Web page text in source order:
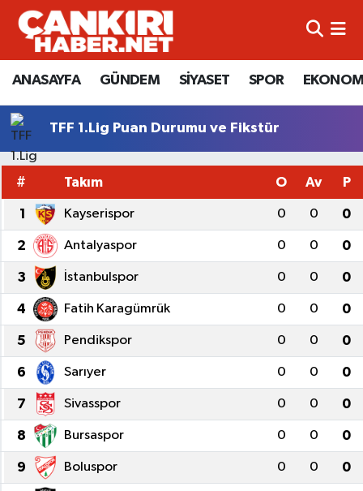
ANASAYFA GÜNDEM SİYASET SPOR
TFF 1.Lig Puan Durumu ve Fikstür
# Takım O Av P
1 Kayserispor 0 0 0
2 Antalyaspor 0 0 0
3 İstanbulspor 0 0 0
4 Fatih Karagümrük 0 0 0
5 Pendikspor 0 0 0
6 Sarıyer 0 0 0
7 Sivasspor 0 0 0
8 Bursaspor 0 0 0
9 Boluspor 0 0 0
ANASAYFA
GÜNDEM
SPOR
EKONOMİ
EĞİTİM
RESMİ İLANLAR
Künye
İletişim
BİYOGRAFİLER
EKONOMİ
GENEL
GÜNDEM
kimdir-nedir-nasil
KÜLTÜR SANAT
MAGAZİN
SAĞLIK
Merkez Hava Durumu
Merkez Trafik Yoğunluk Haritası
Tüm Manşetler
Son Dakika Haberleri
Haber Arşivi